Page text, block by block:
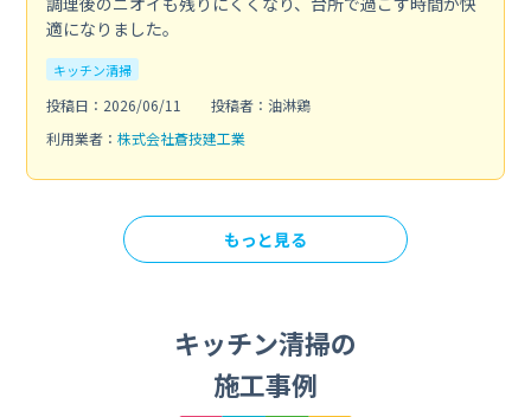
適になりました。
キッチン清掃
投稿日：2026/06/11
投稿者：油淋鶏
利用業者： 株式会社蒼技建工業
もっと見る
キッチン清掃の
施工事例